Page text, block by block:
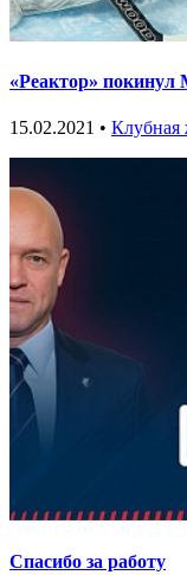
«Реактор» покинул
15.02.2021 • Клубная
Спасибо за работу